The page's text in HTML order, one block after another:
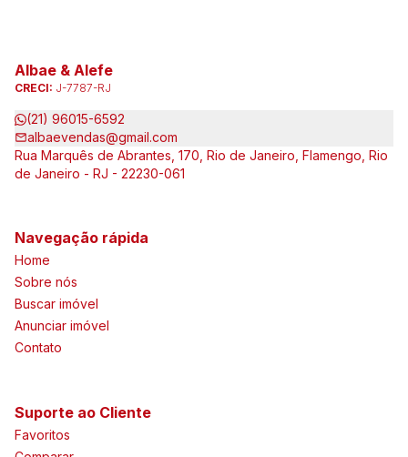
Albae & Alefe
CRECI: J-7787-RJ
(21) 96015-6592
albaevendas@gmail.com
Rua Marquês de Abrantes, 170, Rio de Janeiro, Flamengo, Rio
de Janeiro - RJ - 22230-061
Navegação rápida
Home
Sobre nós
Buscar imóvel
Anunciar imóvel
Contato
Suporte ao Cliente
Favoritos